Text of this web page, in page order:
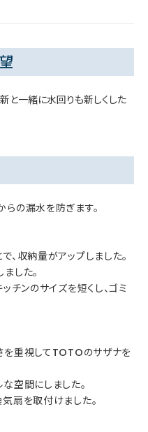
と一緒に水回りも新しくした
の漏水を防ぎます。
、収納量がアップしました。
した。
チンのサイズを短くし、ゴミ
を重視してTOTOのサザナを
空間にしました。
扇を取付けました。